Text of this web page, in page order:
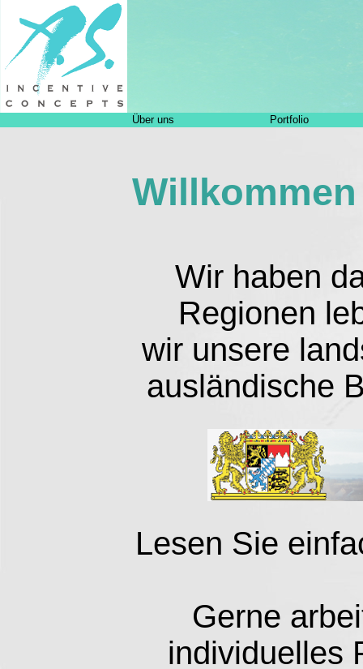
Über uns Portfolio
Wir haben
Regionen
wir unsere
ausländische
Lesen Sie
Gerne
individuelles